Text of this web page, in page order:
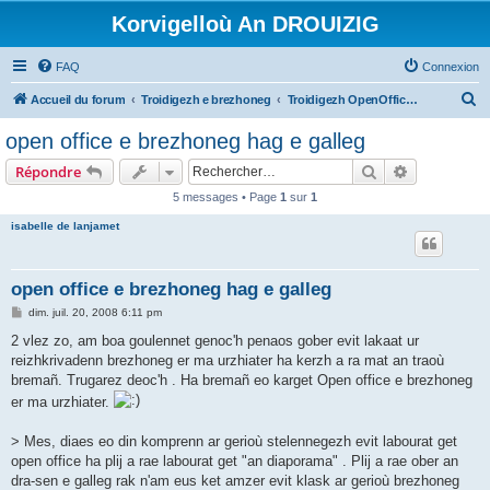
Korvigelloù An DROUIZIG
FAQ Connexion
Accueil du forum Troidigezh e brezhoneg Troidigezh OpenOffice.org e brezhoneg (1.1.x, 2.x ha 3.x)
open office e brezhoneg hag e galleg
Répondre Rechercher
5 messages • Page 1 sur 1
isabelle de lanjamet
open office e brezhoneg hag e galleg
M
s
a
g
dim. juil. 20, 2008 6:11 pm
2 vlez zo, am boa goulennet genoc'h penaos gober evit lakaat ur
reizhkrivadenn brezhoneg er ma urzhiater ha kerzh a ra mat an traoù
bremañ. Trugarez deoc'h . Ha bremañ eo karget Open office e brezhoneg
er ma urzhiater.
> Mes, diaes eo din komprenn ar gerioù stelennegezh evit labourat get
open office ha plij a rae labourat get "an diaporama" . Plij a rae ober an
dra-sen e galleg rak n'am eus ket amzer evit klask ar gerioù brezhoneg